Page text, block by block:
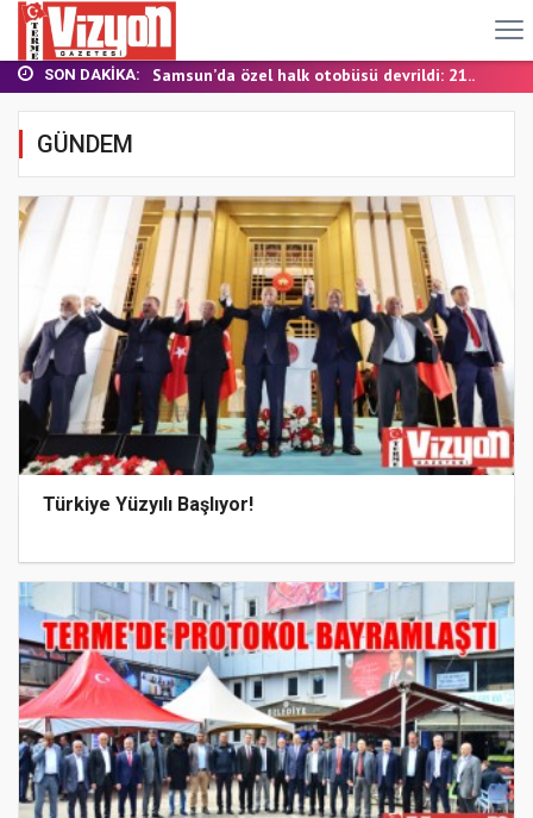
SON DAKIKA:
TERME MHP’DE KONGRE HEYECANI
YALI MAHALLESİ’NDE DOĞALGAZ İÇİN İLK KAZ...
Samsun’da özel halk otobüsü devrildi: 21...
GÜNDEM
Türkiye Yüzyılı Başlıyor!